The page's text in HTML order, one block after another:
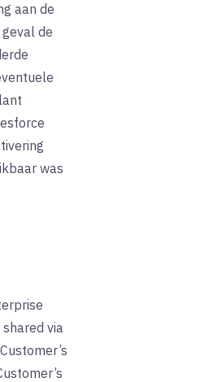
aan de
de
was
via